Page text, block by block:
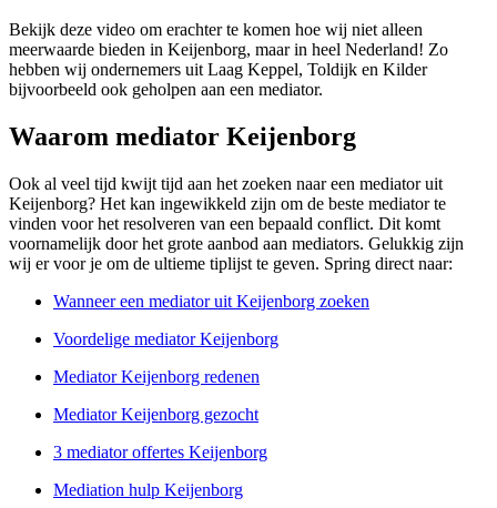
Bekijk deze video om erachter te komen hoe wij niet alleen
meerwaarde bieden in Keijenborg, maar in heel Nederland! Zo
hebben wij ondernemers uit Laag Keppel, Toldijk en Kilder
bijvoorbeeld ook geholpen aan een mediator.
Waarom mediator Keijenborg
Ook al veel tijd kwijt tijd aan het zoeken naar een mediator uit
Keijenborg? Het kan ingewikkeld zijn om de beste mediator te
vinden voor het resolveren van een bepaald conflict. Dit komt
voornamelijk door het grote aanbod aan mediators. Gelukkig zijn
wij er voor je om de ultieme tiplijst te geven. Spring direct naar:
Wanneer een mediator uit Keijenborg zoeken
Voordelige mediator Keijenborg
Mediator Keijenborg redenen
Mediator Keijenborg gezocht
3 mediator offertes Keijenborg
Mediation hulp Keijenborg